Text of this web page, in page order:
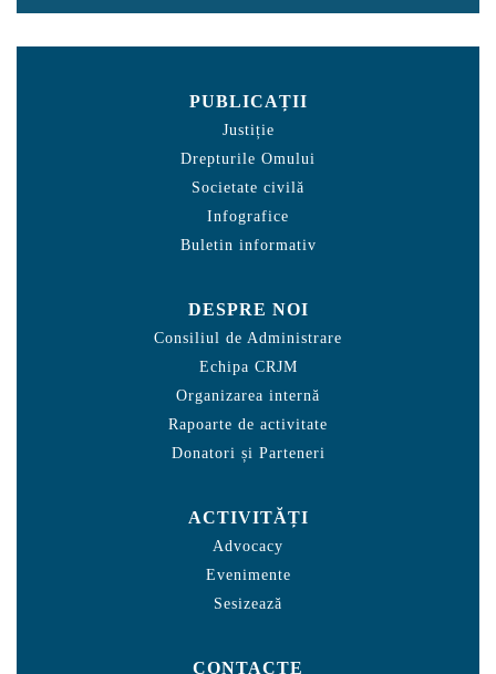
PUBLICAȚII
Justiție
Drepturile Omului
Societate civilă
Infografice
Buletin informativ
DESPRE NOI
Consiliul de Administrare
Echipa CRJM
Organizarea internă
Rapoarte de activitate
Donatori și Parteneri
ACTIVITĂȚI
Advocacy
Evenimente
Sesizează
CONTACTE